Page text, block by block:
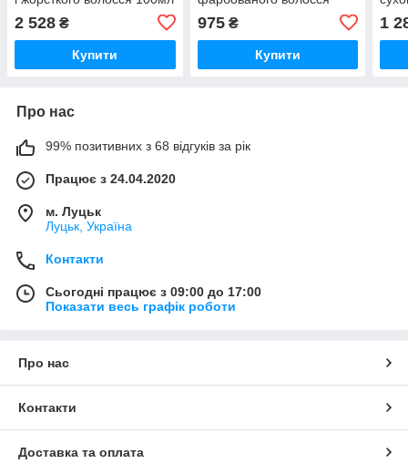
2 528 ₴
Купити
975₴
Купити
1
Про нас
99% позитивних з 68 відгуків за рік
Працює з 24.04.2020
м. Луцьк
Луцьк, Україна
Контакти
Сьогодні працює з 09:00 до 17:00
Показати весь графік роботи
Про нас
Контакти
Доставка та оплата